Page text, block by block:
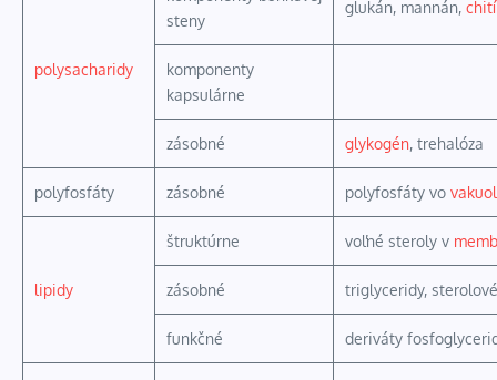
polysacharidy
steny
glukán, mannán,
komponenty
kapsulárne
zásobné glykogén, trehalóza
polyfosfáty zásobné polyfosfáty vo
lipidy
štruktúrne voľné steroly v
zásobné triglyceridy,
funkčné deriváty